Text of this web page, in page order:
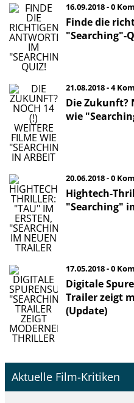
16.09.2018 - 0
Finde die
"Searching"-
21.08.2018 - 4
Die Zukunft?
wie
20.06.2018 - 0
Hightech-
"Searching"
17.05.2018 - 0
Digitale
Trailer zeigt
(Update)
Aktuelle Film-Kritiken